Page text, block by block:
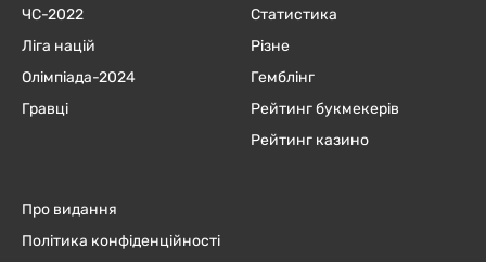
ЧC-2022
Ліга націй
Олімпіада-2024
Гравці
Статистика
Різне
Гемблінг
Рейтинг букмекерів
Рейтинг казино
Про видання
Політика конфіденційності